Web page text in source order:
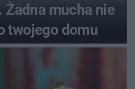
Żadna mucha nie
twojego domu